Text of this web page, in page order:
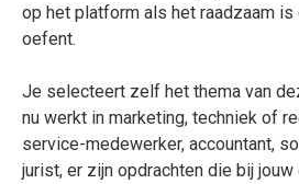
op het platform als het raadzaam is
oefent.
Je selecteert zelf het thema van
nu werkt in marketing, techniek of
service-medewerker, accountant,
jurist, er zijn opdrachten die bij